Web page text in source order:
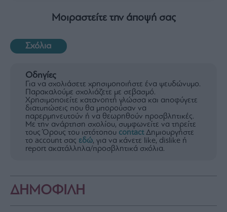
Μοιραστείτε την άποψή σας
Σχόλια
Οδηγίες
Για να σχολιάσετε χρησιμοποιήστε ένα ψευδώνυμο.
Παρακαλούμε σχολιάζετε με σεβασμό.
Χρησιμοποιείτε κατανοητή γλώσσα και αποφύγετε
διατυπώσεις που θα μπορούσαν να
παρερμηνευτούν ή να θεωρηθούν προσβλητικές.
Με την ανάρτηση σχολίου, συμφωνείτε να τηρείτε
τους Όρους του ιστότοπου contactΔημιουργήστε
το account σας εδώ, για να κάνετε like, dislike ή
report ακατάλληλα/προσβλητικά σχόλια.
ΔΗΜΟΦΙΛΗ